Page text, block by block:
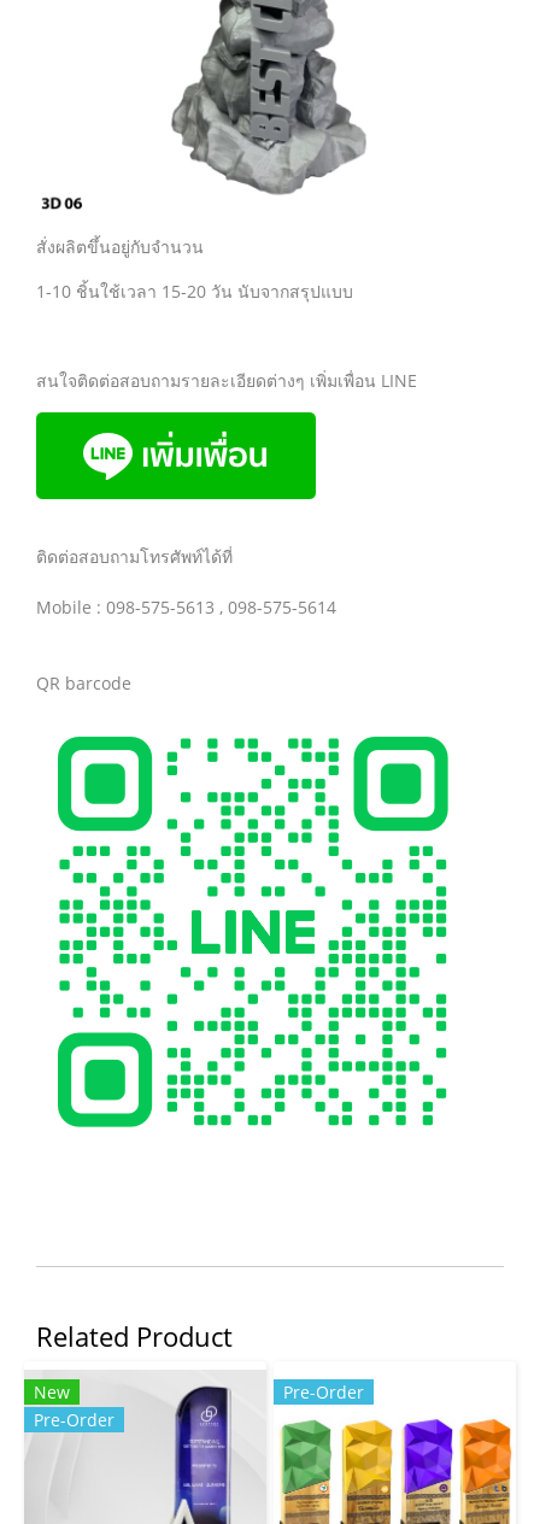
สั่งผลิตขึ้นอยู่กับจำนวน
1-10 ชิ้นใช้เวลา 15-20 วัน นับจากสรุปแบบ
สนใจติดต่อสอบถามรายละเอียดต่างๆ เพิ่มเพื่อน LINE
ติดต่อสอบถามโทรศัพท์ได้ที่
Mobile : 098-575-5613 , 098-575-5614
QR barcode
Related Product
New
Pre-Order
Pre-Order